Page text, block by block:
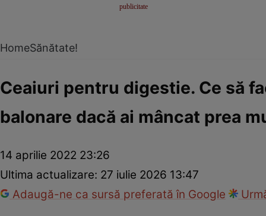
HomeSănătate!
Ceaiuri pentru digestie. Ce să
balonare dacă ai mâncat prea
14 aprilie 2022 23:26
Ultima actualizare: 27 iulie 2026 13:47
Adaugă-ne ca sursă preferată în Google